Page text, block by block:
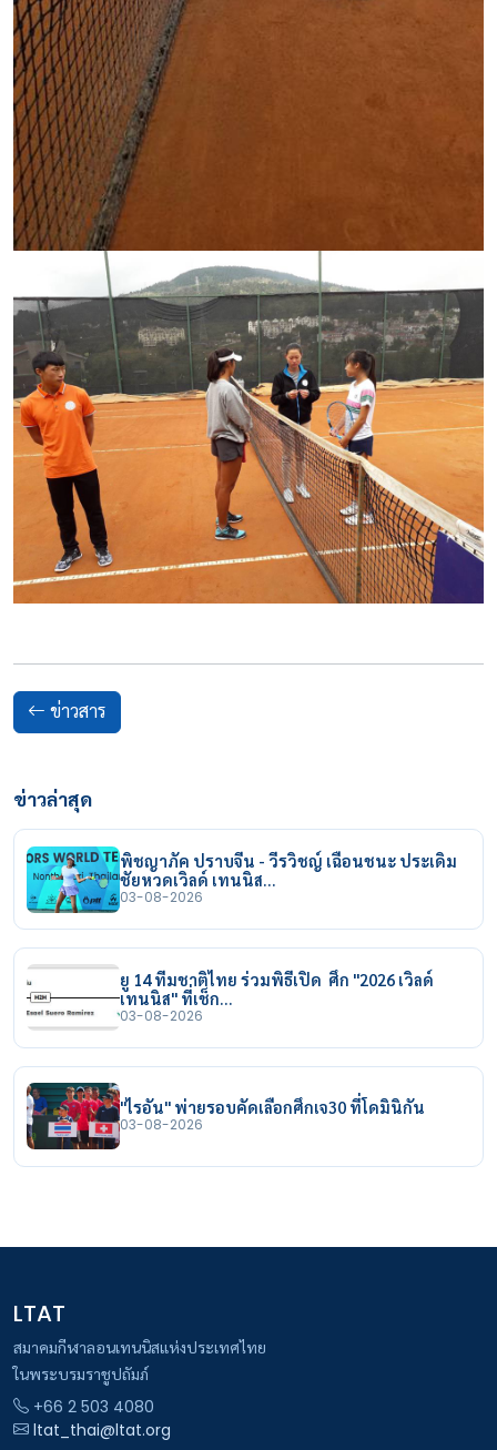
ข่าวสาร
ข่าวล่าสุด
พิชญาภัค ปราบจีน - วีรวิชญ์ เฉือนชนะ ประเดิม
ชัยหวดเวิลด์ เทนนิส…
03-08-2026
ยู 14 ทีมชาติไทย ร่วมพิธีเปิด ศึก "2026 เวิลด์
เทนนิส" ที่เช็ก…
03-08-2026
"ไรอัน" พ่ายรอบคัดเลือกศึกเจ30 ที่โดมินิกัน
03-08-2026
LTAT
สมาคมกีฬาลอนเทนนิสแห่งประเทศไทย
ในพระบรมราชูปถัมภ์
+66 2 503 4080
ltat_thai@ltat.org